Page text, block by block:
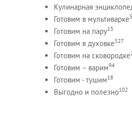
Кулинарная
Готовим в мультиварке
Готовим на пару13
Готовим в духовке527
Готовим на сковородке
Готовим – варим94
Готовим - тушим18
Выгодно и полезно102